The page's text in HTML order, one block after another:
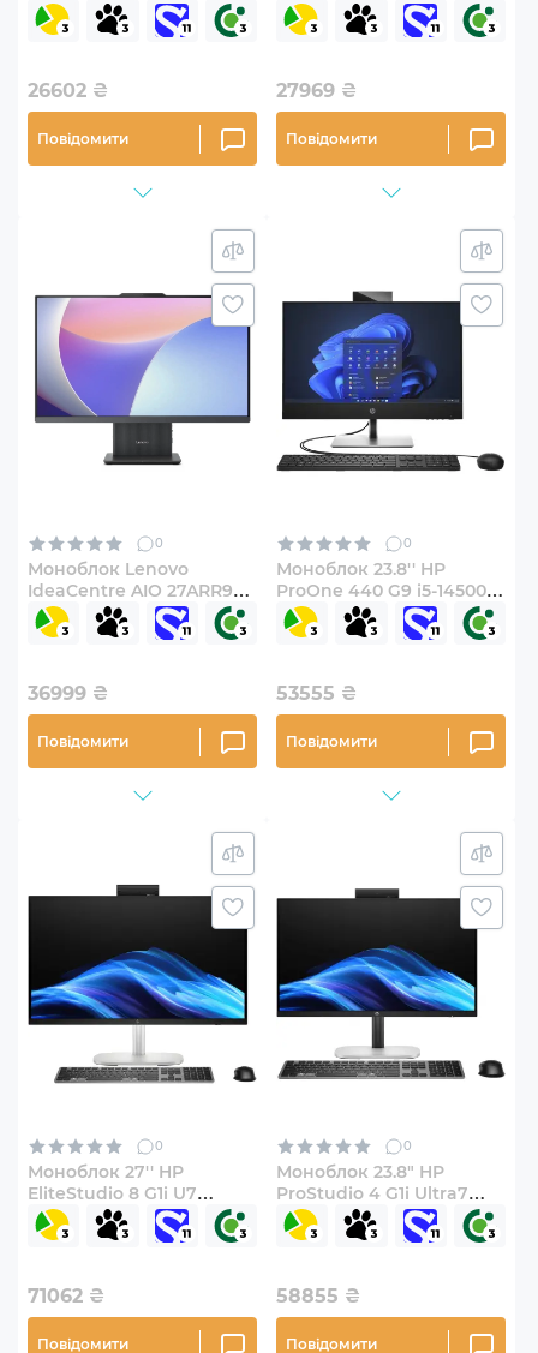
26602 ₴
Повідомити
27969 ₴
Повідомити
0
Моноблок Lenovo
IdeaCentre AIO 27ARR9
(F0HQ004EUO)
36999 ₴
Повідомити
0
Моноблок 23.8'' HP
ProOne 440 G9 i5-14500T
(B70YMAT)
53555 ₴
Повідомити
0
Моноблок 27'' HP
EliteStudio 8 G1i U7
(C8AB5ET)
71062 ₴
Повідомити
0
Моноблок 23.8" HP
ProStudio 4 G1i Ultra7
(CZ8E1ES)
58855 ₴
Повідомити